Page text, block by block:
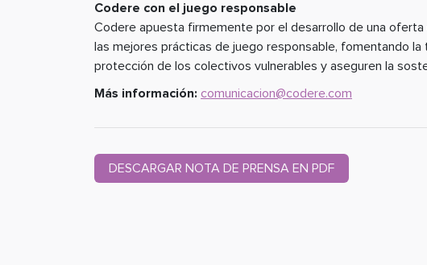
Codere con el juego responsable
Codere apuesta firmemente por el desarrollo de una
las mejores prácticas de juego responsable, fomentando
protección de los colectivos vulnerables y aseguren la
Más información: comunicacion@codere.com
DESCARGAR NOTA DE PRENSA EN PDF